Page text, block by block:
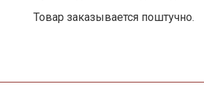
Товар заказывается поштучно.